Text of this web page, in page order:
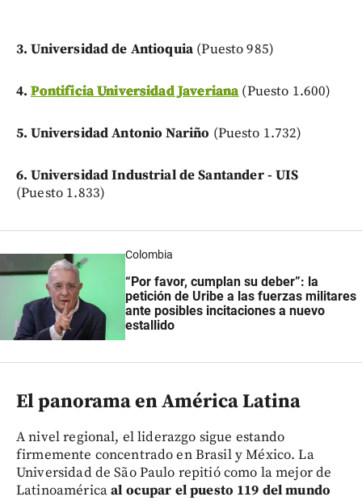
3. Universidad de Antioquia (Puesto 985)
4.Pontificia Universidad Javeriana (Puesto 1.600)
5. Universidad Antonio Nariño (Puesto 1.732)
6. Universidad Industrial de Santander - UIS
(Puesto 1.833)
Colombia
“Por favor, cumplan su deber”: la
petición de Uribe a las fuerzas militares
ante posibles incitaciones a nuevo
estallido
El panorama en América Latina
A nivel regional, el liderazgo sigue estando
firmemente concentrado en Brasil y México. La
Universidad de São Paulo repitió como la mejor de
Latinoaméricaal ocupar el puesto 119 del mundo